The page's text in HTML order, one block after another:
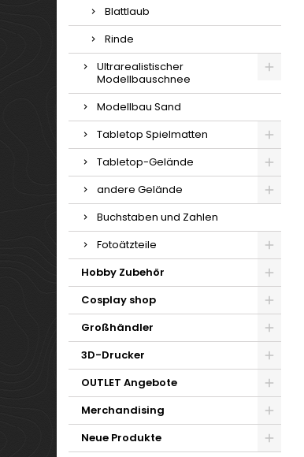
Blattlaub
Rinde
Ultrarealistischer
Modellbauschnee
Modellbau Sand
Tabletop Spielmatten
Tabletop-Gelände
andere Gelände
Buchstaben und Zahlen
Fotoätzteile
Hobby Zubehör
Cosplay shop
Großhändler
3D-Drucker
OUTLET Angebote
Merchandising
Neue Produkte